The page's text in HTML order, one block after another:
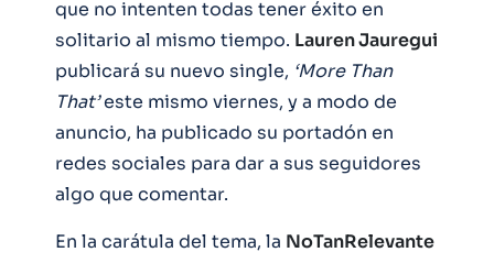
que no intenten todas tener éxito en
solitario al mismo tiempo. Lauren Jauregui
publicará su nuevo single, ‘More Than
That’este mismo viernes, y a modo de
anuncio, ha publicado su portadón en
redes sociales para dar a sus seguidores
algo que comentar.
En la carátula del tema, la NoTanRelevante